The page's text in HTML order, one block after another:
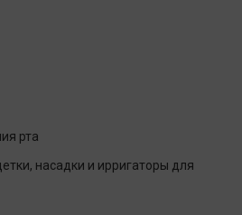
рта
насадки и ирригаторы для